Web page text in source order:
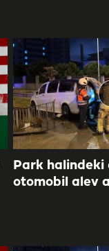
Park halindeki
otomobil alev